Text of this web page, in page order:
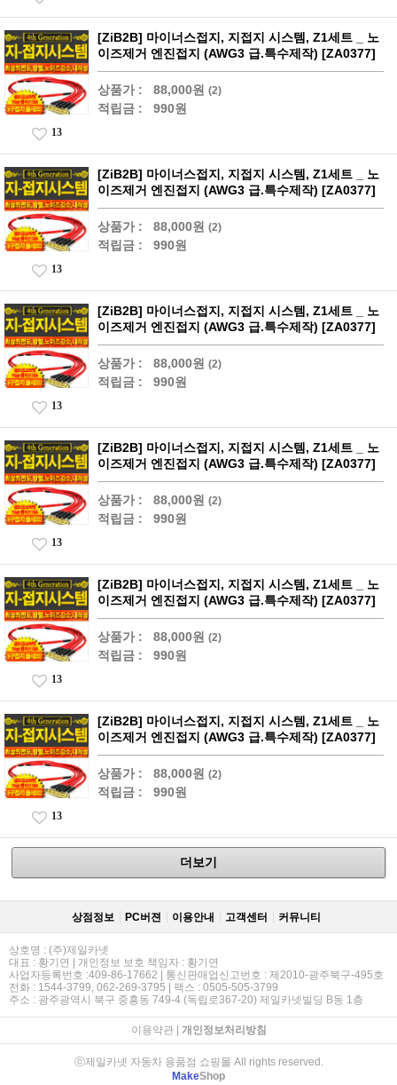
[ZiB2B] 마이너스접지, 지접지 시스템, Z1세트 _ 노
이즈제거 엔진접지 (AWG3 급.특수제작) [ZA0377]
상품가 : 88,000원 (2)
적립금 : 990원
13
[ZiB2B] 마이너스접지, 지접지 시스템, Z1세트 _ 노
이즈제거 엔진접지 (AWG3 급.특수제작) [ZA0377]
상품가 : 88,000원 (2)
적립금 : 990원
13
[ZiB2B] 마이너스접지, 지접지 시스템, Z1세트 _ 노
이즈제거 엔진접지 (AWG3 급.특수제작) [ZA0377]
상품가 : 88,000원 (2)
적립금 : 990원
13
[ZiB2B] 마이너스접지, 지접지 시스템, Z1세트 _ 노
이즈제거 엔진접지 (AWG3 급.특수제작) [ZA0377]
상품가 : 88,000원 (2)
적립금 : 990원
13
[ZiB2B] 마이너스접지, 지접지 시스템, Z1세트 _ 노
이즈제거 엔진접지 (AWG3 급.특수제작) [ZA0377]
상품가 : 88,000원 (2)
적립금 : 990원
13
[ZiB2B] 마이너스접지, 지접지 시스템, Z1세트 _ 노
이즈제거 엔진접지 (AWG3 급.특수제작) [ZA0377]
상품가 : 88,000원 (2)
적립금 : 990원
13
더보기
상점정보 PC버젼 이용안내 고객센터 커뮤니티
상호명 : (주)제일카넷
대표 : 황기연 | 개인정보 보호 책임자 : 황기연
사업자등록번호 :409-86-17662 | 통신판매업신고번호 : 제2010-광주북구-495호
전화 : 1544-3799, 062-269-3795 | 팩스 : 0505-505-3799
주소 : 광주광역시 북구 중흥동 749-4 (독립로367-20) 제일카넷빌딩 B동 1층
이용약관| 개인정보처리방침
ⓒ제일카넷 자동차 용품점 쇼핑몰 All rights reserved.
MakeShop